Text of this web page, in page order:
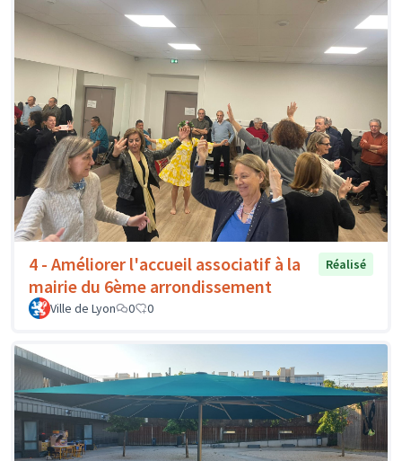
4 - Améliorer l'accueil associatif à la
mairie du 6ème arrondissement
Réalisé
Ville de Lyon 0 0